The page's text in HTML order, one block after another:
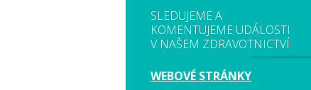
SLEDUJEME A
KOMENTUJEME UDÁLOSTI
V NAŠEM ZDRAVOTNICTVÍ
WEBOVÉ STRÁNKY